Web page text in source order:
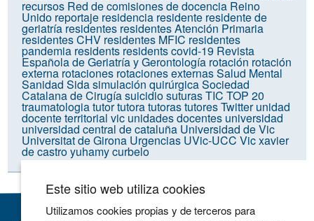
recursos Red de comisiones de docencia Reino
Unido reportaje residencia residente residente de
geriatríaresidentes residentes Atención Primaria
residentes CHV residentes MFIC residentes
pandemia residents residents covid-19 Revista
Española de Geriatría y Gerontología rotación rotación
externa rotaciones rotaciones externasSalud Mental
Sanidad Sidasimulación quirúrgicaSociedad
Catalana de CirugíasuicidiosuturasTIC TOP 20
traumatologiatutortutoratutorastutoresTwitter unidad
docente territorial vic unidades docentes universidad
universidad central de cataluña Universidad de Vic
Universitat de Girona Urgencias UVic-UCC Vicxavier
de castroyuhamy curbelo
Este sitio web utiliza cookies
Utilizamos cookies propias y de terceros para